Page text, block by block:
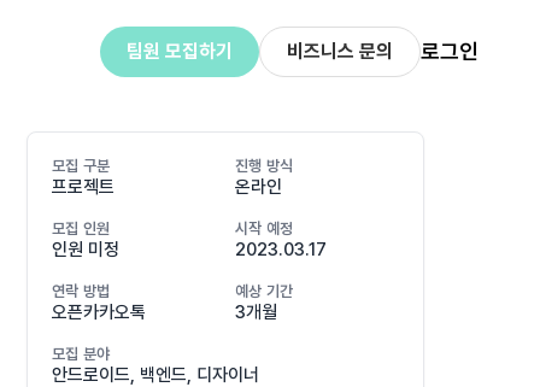
팀원 모집하기 비즈니스 문의 로그인
모집 구분
프로젝트
진행 방식
온라인
모집 인원
인원 미정
시작 예정
2023.03.17
연락 방법
오픈카카오톡
예상 기간
3개월
모집 분야
안드로이드, 백엔드, 디자이너